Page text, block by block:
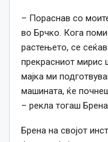
– Пораснав со
во Брчко. Кога
растењето, се
прекрасниот мирис
мајка ми
машината, ќе
– рекла тогаш
Брена на својот